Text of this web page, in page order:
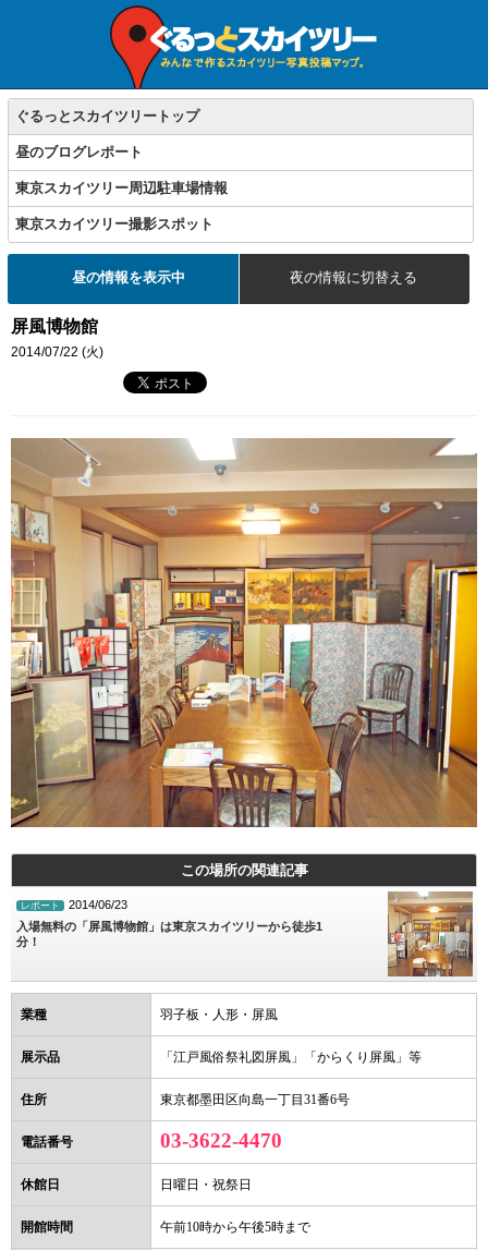
ぐるっとスカイツリートップ
昼のブログレポート
東京スカイツリー周辺駐車場情報
東京スカイツリー撮影スポット
昼の情報を表示中 夜の情報に切替える
屏風博物館
2014/07/22 (火)
この場所の関連記事
レポート
2014/06/23
入場無料の「屏風博物館」は東京スカイツリーから徒歩1
分！
業種 羽子板・人形・屏風
展示品 「江戸風俗祭礼図屏風」「からくり屏風」等
住所 東京都墨田区向島一丁目31番6号
電話番号 03-3622-4470
休館日 日曜日・祝祭日
開館時間 午前10時から午後5時まで